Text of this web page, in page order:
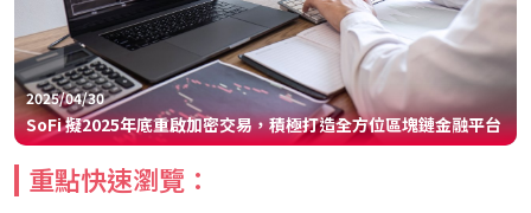
2025/04/30
SoFi 擬2025年底重啟加密交易，積極打造全方位區塊鏈金融平台
重點快速瀏覽：